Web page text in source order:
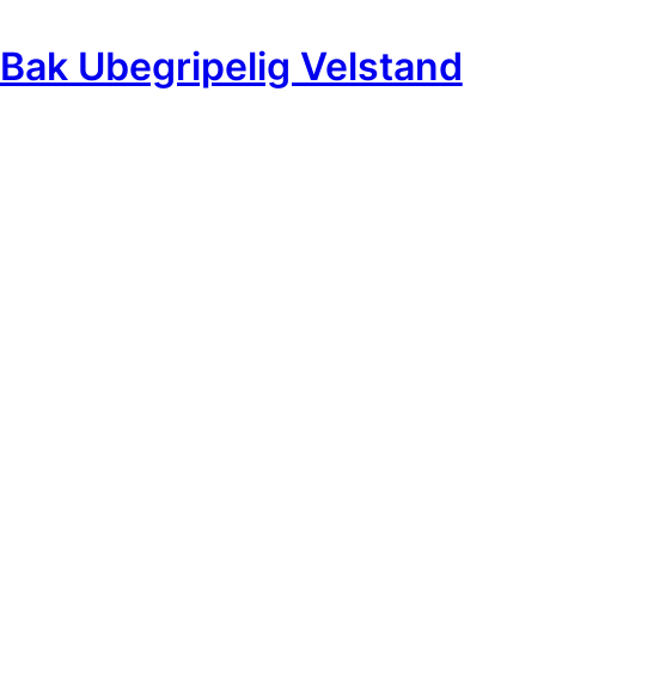
Ubegripelig Velstand